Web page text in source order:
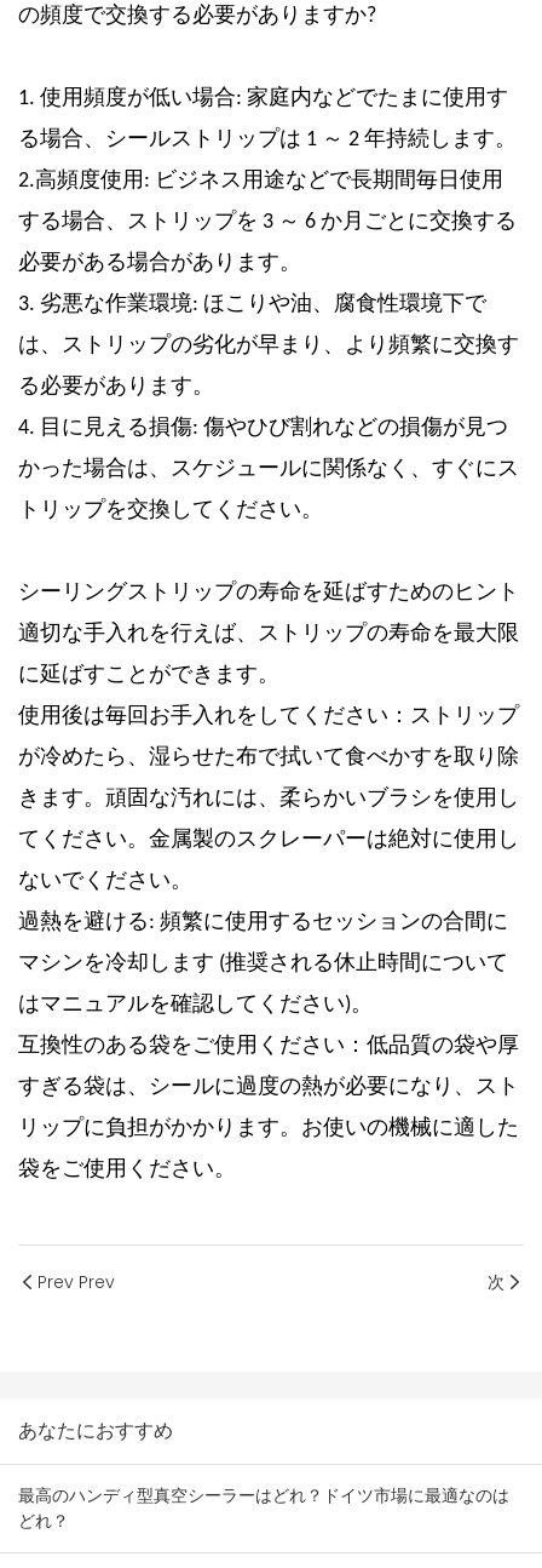
の頻度で交換する必要がありますか?
1. 使用頻度が低い場合: 家庭内などでたまに使用す
る場合、シールストリップは 1 ～ 2 年持続します。
2.高頻度使用: ビジネス用途などで長期間毎日使用
する場合、ストリップを 3 ～ 6 か月ごとに交換する
必要がある場合があります。
3. 劣悪な作業環境: ほこりや油、腐食性環境下で
は、ストリップの劣化が早まり、より頻繁に交換す
る必要があります。
4. 目に見える損傷: 傷やひび割れなどの損傷が見つ
かった場合は、スケジュールに関係なく、すぐにス
トリップを交換してください。
シーリングストリップの寿命を延ばすためのヒント
適切な手入れを行えば、ストリップの寿命を最大限
に延ばすことができます。
使用後は毎回お手入れをしてください：ストリップ
が冷めたら、湿らせた布で拭いて食べかすを取り除
きます。頑固な汚れには、柔らかいブラシを使用し
てください。金属製のスクレーパーは絶対に使用し
ないでください。
過熱を避ける: 頻繁に使用するセッションの合間に
マシンを冷却します (推奨される休止時間について
はマニュアルを確認してください)。
互換性のある袋をご使用ください：低品質の袋や厚
すぎる袋は、シールに過度の熱が必要になり、スト
リップに負担がかかります。お使いの機械に適した
袋をご使用ください。
Prev Prev 次
あなたにおすすめ
最高のハンディ型真空シーラーはどれ？ドイツ市場に最適なのは
どれ？